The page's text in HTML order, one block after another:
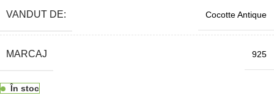
VANDUT DE: Cocotte Antique
MARCAJ 925
În stoc